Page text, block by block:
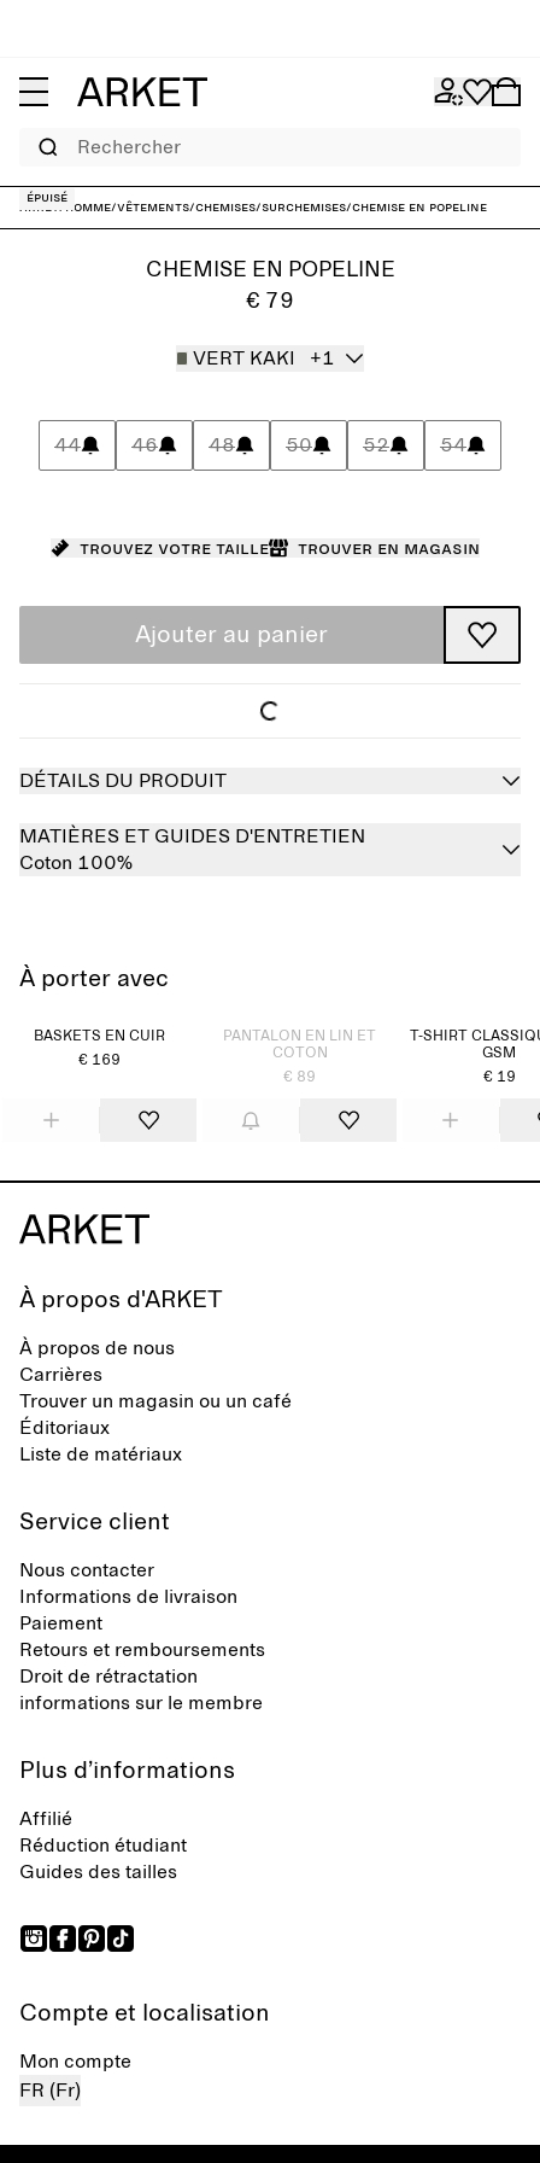
Rechercher
ARKET/ Homme/Vêtements/Chemises/Surchemises/Chemise en popeline
Épuisé
CHEMISE EN POPELINE
€ 79
VERT KAKI +1
44 46 48 50 52 54
Trouvez votre taille Trouver en magasin
Ajouter au panier
DÉTAILS DU PRODUIT
MATIÈRES ET GUIDES D'ENTRETIEN
Coton 100%
À porter avec
BASKETS EN CUIR
€ 169
PANTALON EN LIN ET
COTON
€ 89
T-SHIRT
GSM
€ 19
À propos d'ARKET
À propos de nous
Carrières
Trouver un magasin ou un café
Éditoriaux
Liste de matériaux
Service client
Nous contacter
Informations de livraison
Paiement
Retours et remboursements
Droit de rétractation
informations sur le membre
Plus d’informations
Affilié
Réduction étudiant
Guides des tailles
Compte et localisation
Mon compte
FR (Fr)